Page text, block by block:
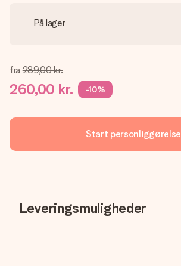
På lager
fra 289,00 kr.
260,00 kr. -10%
Start personliggørelse
Leveringsmuligheder